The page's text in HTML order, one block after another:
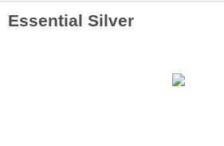
Essential Silver